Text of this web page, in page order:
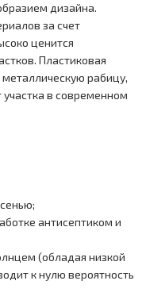
дизайна.
за счет
ценится
Пластиковая
рабицу,
в современном
антисептиком и
(обладая низкой
к нулю вероятность